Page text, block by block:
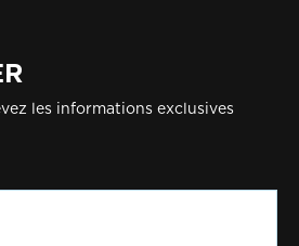
les informations exclusives